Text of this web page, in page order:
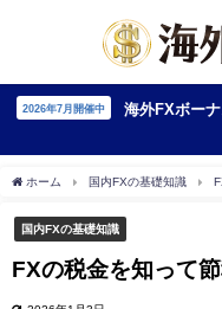
2026年7月開催中
海外FXボー
ホーム 国内FXの基礎知識
国内FXの基礎知識
FXの税金を知って